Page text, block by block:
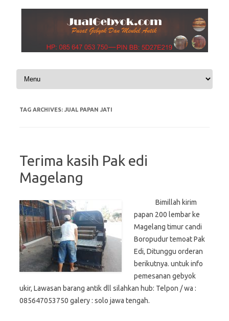
Skip to content
TAG ARCHIVES: JUAL PAPAN JATI
Terima kasih Pak edi
Magelang
Bimillah kirim
papan 200 lembar ke
Magelang timur candi
Boropudur temoat Pak
Edi, Ditunggu orderan
berikutnya. untuk info
pemesanan gebyok
ukir, Lawasan barang antik dll silahkan hub: Telpon / wa :
085647053750 galery : solo jawa tengah.